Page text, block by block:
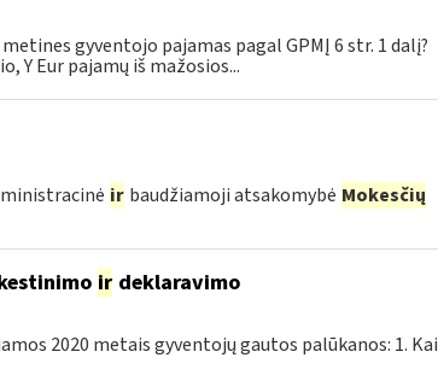
gyventojo pajamas pagal GPMĮ 6 str. 1 dalį?
Y Eur pajamų iš mažosios...
ir baudžiamoji atsakomybė Mokesčių
irdeklaravimo
2020 metais gyventojų gautos palūkanos: 1. Kai